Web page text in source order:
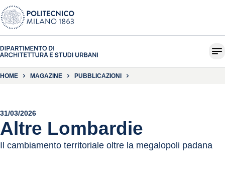
HOME MAGAZINE PUBBLICAZIONI
31/03/2026
Altre Lombardie
Il cambiamento territoriale oltre la megalopoli padana